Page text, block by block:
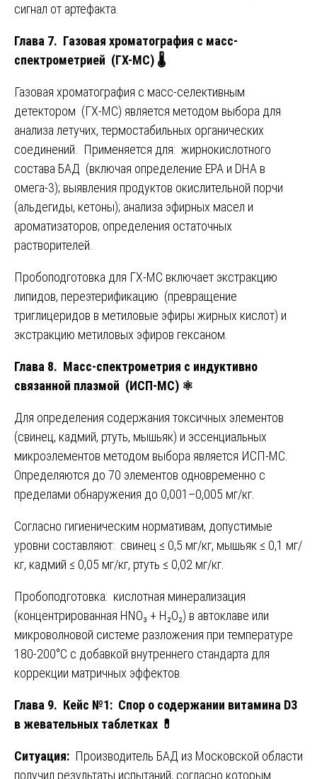
сигнал от артефакта.
Глава 7. Газовая хроматография с масс-
спектрометрией (ГХ-МС) 🌡️
Газовая хроматография с масс-селективным
детектором (ГХ-МС) является методом выбора для
анализа летучих, термостабильных органических
соединений. Применяется для: жирнокислотного
состава БАД (включая определение EPA и DHA в
омега-3); выявления продуктов окислительной порчи
(альдегиды, кетоны); анализа эфирных масел и
ароматизаторов; определения остаточных
растворителей.
Пробоподготовка для ГХ-МС включает экстракцию
липидов, переэтерификацию (превращение
триглицеридов в метиловые эфиры жирных кислот) и
экстракцию метиловых эфиров гексаном.
Глава 8. Масс-спектрометрия с индуктивно
связанной плазмой (ИСП-МС) ⚛️
Для определения содержания токсичных элементов
(свинец, кадмий, ртуть, мышьяк) и эссенциальных
микроэлементов методом выбора является ИСП-МС.
Определяются до 70 элементов одновременно с
пределами обнаружения до 0,001–0,005 мг/кг.
Согласно гигиеническим нормативам, допустимые
уровни составляют: свинец ≤ 0,5 мг/кг, мышьяк ≤ 0,1 мг/
кг, кадмий ≤ 0,05 мг/кг, ртуть ≤ 0,02 мг/кг.
Пробоподготовка: кислотная минерализация
(концентрированная HNO₃ + H₂O₂) в автоклаве или
микроволновой системе разложения при температуре
180-200°C с добавкой внутреннего стандарта для
коррекции матричных эффектов.
Глава 9. Кейс №1: Спор о содержании витамина D3
в жевательных таблетках 💊
Ситуация: Производитель БАД из Московской области
получил результаты испытаний, согласно которым